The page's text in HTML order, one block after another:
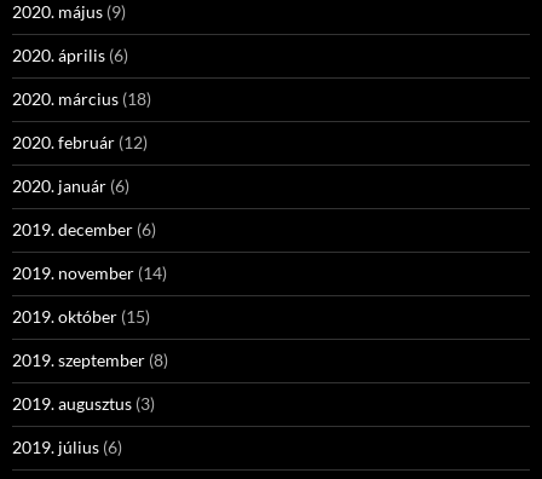
2020. május (9)
2020. április (6)
2020. március (18)
2020. február (12)
2020. január (6)
2019. december (6)
2019. november (14)
2019. október (15)
2019. szeptember (8)
2019. augusztus (3)
2019. július (6)